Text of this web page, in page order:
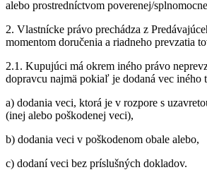
alebo prostredníctvom poverenej/
2. Vlastnícke právo prechádza z
momentom doručenia a riadneho prevzatia
2.1. Kupujúci má okrem iného právo
dopravcu najmä pokiaľ je dodaná vec iného
a) dodania veci, ktorá je v rozpore s
(inej alebo poškodenej veci),
b) dodania veci v poškodenom obale alebo,
c) dodaní veci bez príslušných dokladov.